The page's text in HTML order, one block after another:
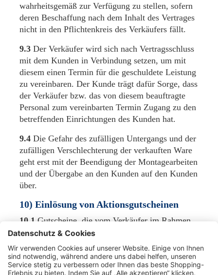
wahrheitsgemäß zur Verfügung zu stellen, sofern
deren Beschaffung nach dem Inhalt des Vertrages
nicht in den Pflichtenkreis des Verkäufers fällt.
9.3 Der Verkäufer wird sich nach Vertragsschluss
mit dem Kunden in Verbindung setzen, um mit
diesem einen Termin für die geschuldete Leistung
zu vereinbaren. Der Kunde trägt dafür Sorge, dass
der Verkäufer bzw. das von diesem beauftragte
Personal zum vereinbarten Termin Zugang zu den
betreffenden Einrichtungen des Kunden hat.
9.4 Die Gefahr des zufälligen Untergangs und der
zufälligen Verschlechterung der verkauften Ware
geht erst mit der Beendigung der Montagearbeiten
und der Übergabe an den Kunden auf den Kunden
über.
10) Einlösung von Aktionsgutscheinen
10.1 Gutscheine, die vom Verkäufer im Rahmen
von Werbeaktionen mit einer bestimmten
Gültigkeitsdauer unentgeltlich ausgegeben werden
und die vom Kunden nicht käuflich erworben
werden können (nachfolgend